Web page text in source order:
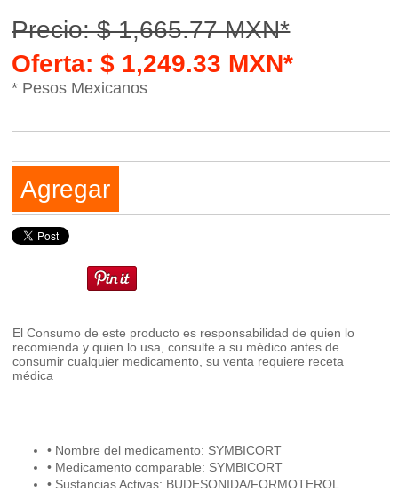
Precio: $ 1,665.77 MXN*
Oferta: $ 1,249.33 MXN*
* Pesos Mexicanos
Agregar
El Consumo de este producto es responsabilidad de quien lo
recomienda y quien lo usa, consulte a su médico antes de
consumir cualquier medicamento, su venta requiere receta
médica
• Nombre del medicamento: SYMBICORT
• Medicamento comparable: SYMBICORT
• Sustancias Activas: BUDESONIDA/FORMOTEROL